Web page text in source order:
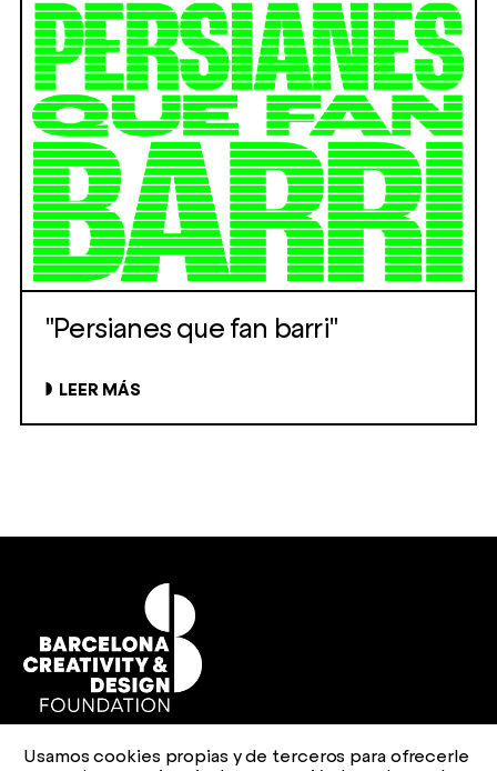
"Persianes que fan barri"
LEER MÁS
Usamos cookies propias y de terceros para ofrecerle